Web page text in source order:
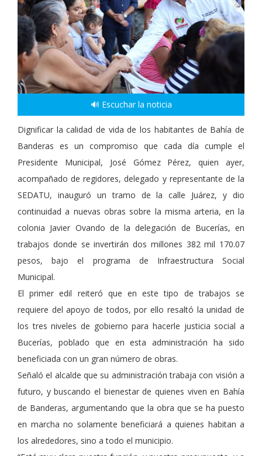
🔊 Escuchar la noticia
Dignificar la calidad de vida de los habitantes de Bahía de
Banderas es un compromiso que cada día cumple el
Presidente Municipal, José Gómez Pérez, quien ayer,
acompañado de regidores, delegado y representante de la
SEDATU, inauguró un tramo de la calle Juárez, y dio
continuidad a nuevas obras sobre la misma arteria, en la
colonia Javier Ovando de la delegación de Bucerías, en
trabajos donde se invertirán dos millones 382 mil 170.07
pesos, bajo el programa de Infraestructura Social
Municipal.
El primer edil reiteró que en este tipo de trabajos se
requiere del apoyo de todos, por ello resaltó la unidad de
los tres niveles de gobierno para hacerle justicia social a
Bucerías, poblado que en esta administración ha sido
beneficiada con un gran número de obras.
Señaló el alcalde que su administración trabaja con visión a
futuro, y buscando el bienestar de quienes viven en Bahía
de Banderas, argumentando que la obra que se ha puesto
en marcha no solamente beneficiará a quienes habitan a
los alrededores, sino a todo el municipio.